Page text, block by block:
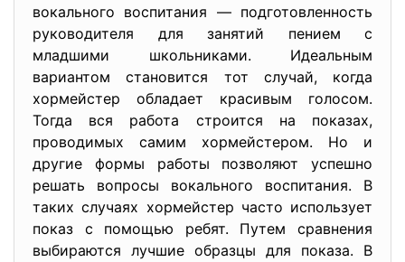
вокального воспитания — подготовленность
руководителя для занятий пением с
младшими школьниками. Идеальным
вариантом становится тот случай, когда
хормейстер обладает красивым голосом.
Тогда вся работа строится на показах,
проводимых самим хормейстером. Но и
другие формы работы позволяют успешно
решать вопросы вокального воспитания. В
таких случаях хормейстер часто использует
показ с помощью ребят. Путем сравнения
выбираются лучшие образцы для показа. В